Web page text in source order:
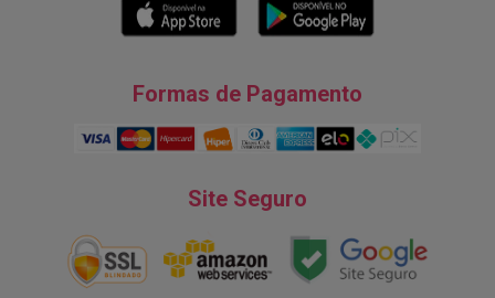
Formas de Pagamento
Site Seguro